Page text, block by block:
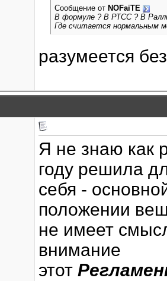
Сообщение от NOFaiTE
В формуле ? В РТСС ? В
Где считается нормальным
разумеется
Я не знаю как
году решила
себя -
положении
не имеет
внимание
этот